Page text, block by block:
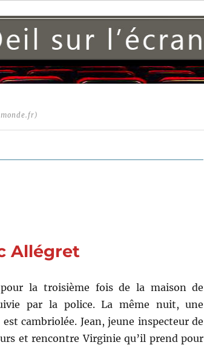
Allégret
pour la troisième fois de la maison de
par la police. La même nuit, une
cambriolée. Jean, jeune inspecteur de
et rencontre Virginie qu’il prend pour